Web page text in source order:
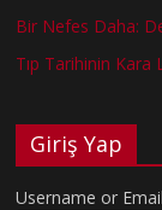
Bir Nefes Daha:
Tıp Tarihinin Kara
Giriş Yap
Username or Email